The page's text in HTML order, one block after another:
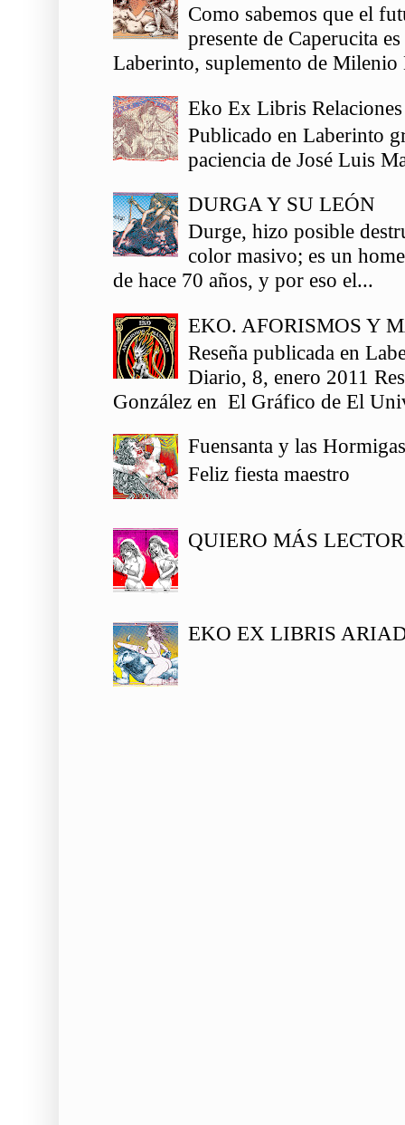
Como sabemos que el
presente de Caperucita
Laberinto, suplemento de Milenio
Eko Ex Libris
Publicado en Laberinto
paciencia de José Luis
DURGA Y SU LEÓN
Durge, hizo posible
color masivo; es un
de hace 70 años, y por eso el...
EKO. AFORISMOS Y
Reseña publicada en
Diario, 8, enero 2011
González en El Gráfico de El
Fuensanta y las
Feliz fiesta maestro
QUIERO MÁS
EKO EX LIBRIS